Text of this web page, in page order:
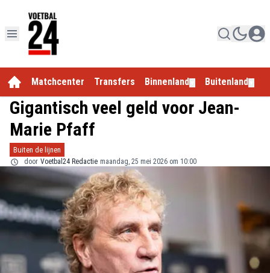
Matchcenter Transfers Binnenland Buitenland
Gigantisch veel geld voor Jean-
Marie Pfaff
Buiten de lijnen
door Voetbal24 Redactie maandag, 25 mei 2026 om 10:00